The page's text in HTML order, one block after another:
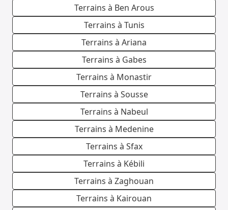
Terrains à Ben Arous
Terrains à Tunis
Terrains à Ariana
Terrains à Gabes
Terrains à Monastir
Terrains à Sousse
Terrains à Nabeul
Terrains à Medenine
Terrains à Sfax
Terrains à Kébili
Terrains à Zaghouan
Terrains à Kairouan